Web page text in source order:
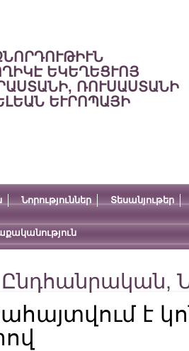
ԵԿԵՂԵՑՒՈՅ
ՌՈՒՍԱՍՏԱՆԻ
ԵՒՐՈՊԱՅԻ
Նորություններ Տեսանյութեր
Ընդհանրական,
է